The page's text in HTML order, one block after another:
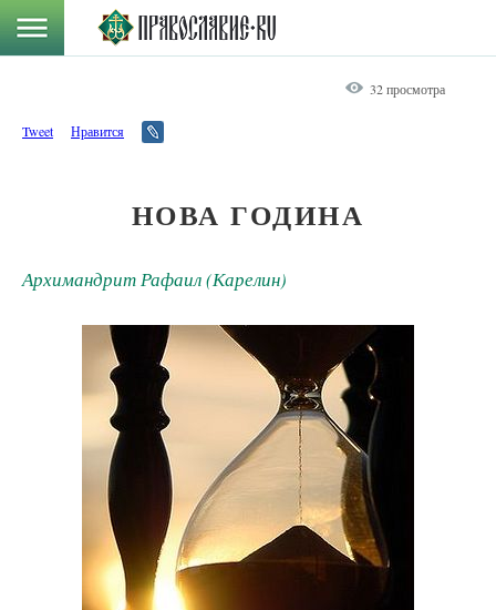
32 просмотра
Tweet Нравится
НОВА ГОДИНА
Архимандрит Рафаил (Карелин)